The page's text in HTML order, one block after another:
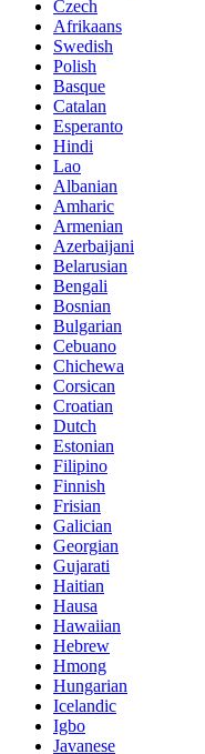
Czech
Afrikaans
Swedish
Polish
Basque
Catalan
Esperanto
Hindi
Lao
Albanian
Amharic
Armenian
Azerbaijani
Belarusian
Bengali
Bosnian
Bulgarian
Cebuano
Chichewa
Corsican
Croatian
Dutch
Estonian
Filipino
Finnish
Frisian
Galician
Georgian
Gujarati
Haitian
Hausa
Hawaiian
Hebrew
Hmong
Hungarian
Icelandic
Igbo
Javanese